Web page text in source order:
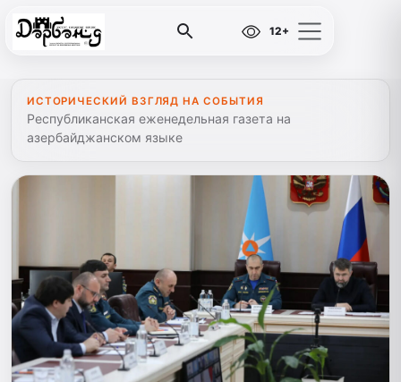
12+
ИСТОРИЧЕСКИЙ ВЗГЛЯД НА СОБЫТИЯ
Республиканская еженедельная газета на
азербайджанском языке